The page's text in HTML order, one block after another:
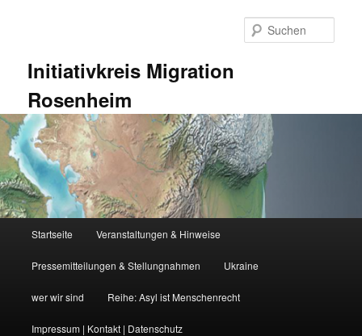
Initiativkreis Migration
Rosenheim
Startseite Veranstaltungen & Hinweise
Pressemitteilungen & Stellungnahmen Ukraine
wer wir sind Reihe: Asyl ist Menschenrecht
Impressum | Kontakt | Datenschutz